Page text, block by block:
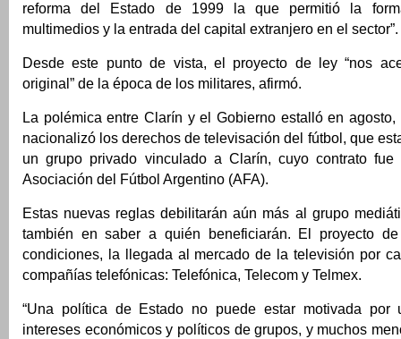
reforma del Estado de 1999 la que permitió la
multimedios y la entrada del capital extranjero en el sector”.
Desde este punto de vista, el proyecto de ley “nos
original” de la época de los militares, afirmó.
La polémica entre Clarín y el Gobierno estalló en
nacionalizó los derechos de televisación del fútbol, que
un grupo privado vinculado a Clarín, cuyo contrato
Asociación del Fútbol Argentino (AFA).
Estas nuevas reglas debilitarán aún más al grupo
también en saber a quién beneficiarán. El proyecto
condiciones, la llegada al mercado de la televisión por
compañías telefónicas: Telefónica, Telecom y Telmex.
“Una política de Estado no puede estar motivada por
intereses económicos y políticos de grupos, y muchos